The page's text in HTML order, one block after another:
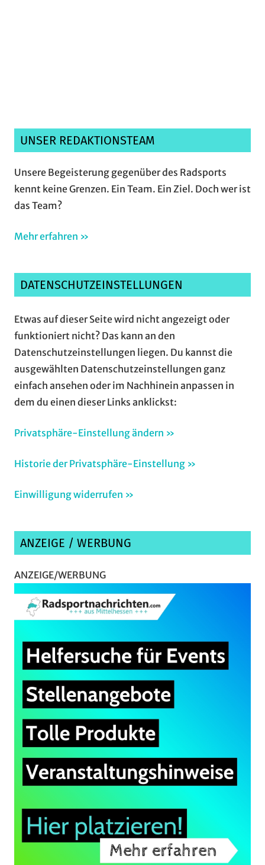
UNSER REDAKTIONSTEAM
Unsere Begeisterung gegenüber des Radsports
kennt keine Grenzen. Ein Team. Ein Ziel. Doch wer ist
das Team?
Mehr erfahren »
DATENSCHUTZEINSTELLUNGEN
Etwas auf dieser Seite wird nicht angezeigt oder
funktioniert nicht? Das kann an den
Datenschutzeinstellungen liegen. Du kannst die
ausgewählten Datenschutzeinstellungen ganz
einfach ansehen oder im Nachhinein anpassen in
dem du einen dieser Links anklickst:
Privatsphäre-Einstellung ändern »
Historie der Privatsphäre-Einstellung »
Einwilligung widerrufen »
ANZEIGE / WERBUNG
ANZEIGE/WERBUNG